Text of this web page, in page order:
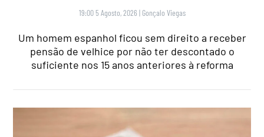
19:00 5 Agosto, 2026 | Gonçalo Viegas
Um homem espanhol ficou sem direito a receber
pensão de velhice por não ter descontado o
suficiente nos 15 anos anteriores à reforma